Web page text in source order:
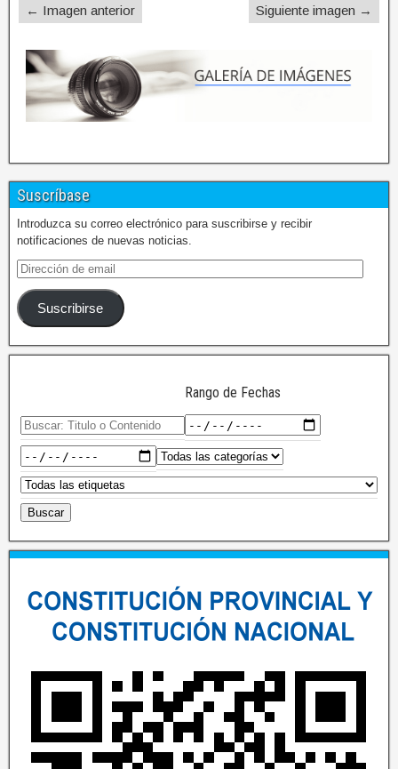
← Imagen anterior Siguiente imagen →
Suscríbase
Introduzca su correo electrónico para suscribirse y recibir
notificaciones de nuevas noticias.
Suscribirse
Rango de Fechas